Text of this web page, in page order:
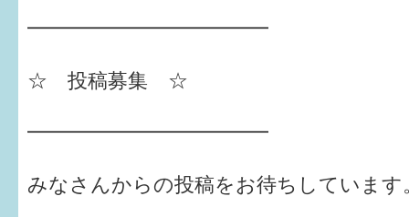
━━━━━━━━━━━━
☆ 投稿募集 ☆
━━━━━━━━━━━━
みなさんからの投稿をお待ちしています